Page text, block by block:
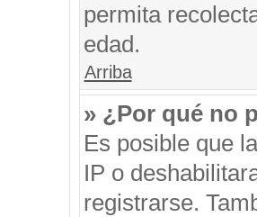
permita
edad.
Arriba
» ¿Por qué no
Es posible que
IP o
registrarse.